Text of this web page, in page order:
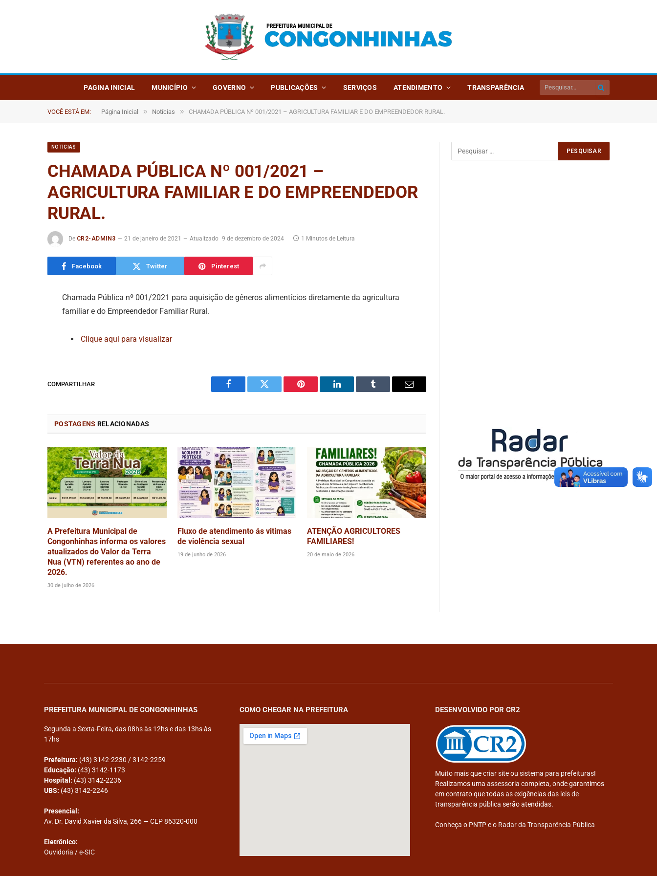
PAGINA INICIAL MUNICÍPIO GOVERNO PUBLICAÇÕES SERVIÇOS ATENDIMENTO TRANSPARÊNCIA
VOCÊ ESTÁ EM: Página Inicial » Notícias » CHAMADA PÚBLICA Nº 001/2021 – AGRICULTURA FAMILIAR E DO EMPREENDEDOR RURAL.
NOTÍCIAS
CHAMADA PÚBLICA Nº 001/2021 –
AGRICULTURA FAMILIAR E DO EMPREENDEDOR
RURAL.
De CR2-ADMIN3 21 de janeiro de 2021 Atualizado 9 de dezembro de 2024 1 Minutos de Leitura
Facebook Twitter Pinterest
Chamada Pública nº 001/2021 para aquisição de gêneros alimentícios diretamente da agricultura
familiar e do Empreendedor Familiar Rural.
Clique aqui para visualizar
COMPARTILHAR
Facebook Twitter Pinterest LinkedIn Tumblr Email
POSTAGENS RELACIONADAS
A Prefeitura Municipal de
Congonhinhas informa os valores
atualizados do Valor da Terra
Nua (VTN) referentes ao ano de
2026.
30 de julho de 2026
Fluxo de atendimento ás vitimas
de violência sexual
19 de junho de 2026
ATENÇÃO AGRICULTORES
FAMILIARES!
20 de maio de 2026
PREFEITURA MUNICIPAL DE CONGONHINHAS
Segunda a Sexta-Feira, das 08hs às 12hs e das 13hs às
17hs
Prefeitura: (43) 3142-2230 / 3142-2259
Educação: (43) 3142-1173
Hospital: (43) 3142-2236
UBS: (43) 3142-2246
Presencial:
Av. Dr. David Xavier da Silva, 266 — CEP 86320-000
Eletrônico:
Ouvidoria /e-SIC
COMO CHEGAR NA PREFEITURA DESENVOLVIDO POR CR2
Muito mais quecriar siteou sistema para prefeituras!
Realizamos uma assessoria completa, onde garantimos
em contrato que todas as exigências das leis de
transparência pública serão atendidas.
Conheça o PNTPe o Radar da Transparência Pública